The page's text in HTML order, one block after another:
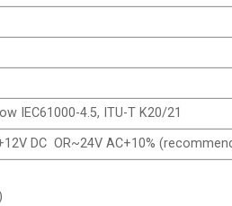
IEC61000-4.5, ITU-T K20/21
DC OR~24V AC+10%